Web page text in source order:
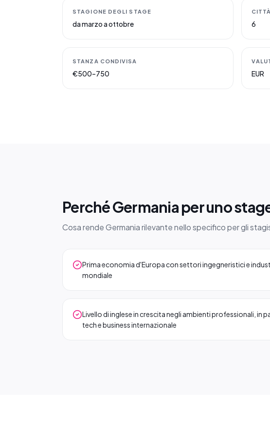
STAGIONE DEGLI STAGE
da marzo a ottobre 6
STANZA CONDIVISA
€500–750 EUR
Perché Germania per uno
Cosa rende Germania rilevante nello specifico per gli
Prima economia d'Europa con settori ingegneristici e
mondiale
Livello di inglese in crescita negli ambienti professionali, in
tech e business internazionale